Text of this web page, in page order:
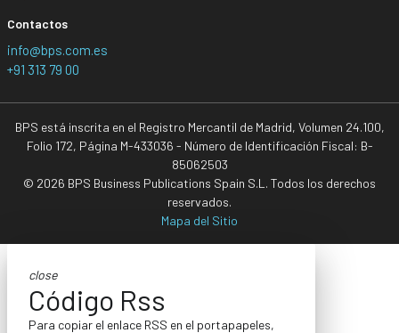
Contactos
info@bps.com.es
+91 313 79 00
BPS está inscrita en el Registro Mercantil de Madrid, Volumen 24.100,
Folio 172, Página M-433036 - Número de Identificación Fiscal: B-
85062503
© 2026 BPS Business Publications Spain S.L. Todos los derechos
reservados.
Mapa del Sitio
close
Código Rss
Para copiar el enlace RSS en el portapapeles,